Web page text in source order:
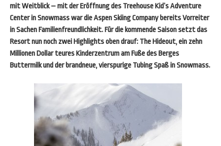
mit Weitblick – mit der Eröffnung des Treehouse Kid’s Adventure
Center in Snowmass war die Aspen Skiing Company bereits Vorreiter
in Sachen Familienfreundlichkeit. Für die kommende Saison setzt das
Resort nun noch zwei Highlights oben drauf: The Hideout, ein zehn
Millionen Dollar teures Kinderzentrum am Fuße des Berges
Buttermilk und der brandneue, vierspurige Tubing Spaß in Snowmass.